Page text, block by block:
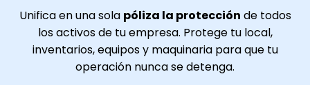
Unifica en una sola póliza la protección de todos
los activos de tu empresa. Protege tu local,
inventarios, equipos y maquinaria para que tu
operación nunca se detenga.